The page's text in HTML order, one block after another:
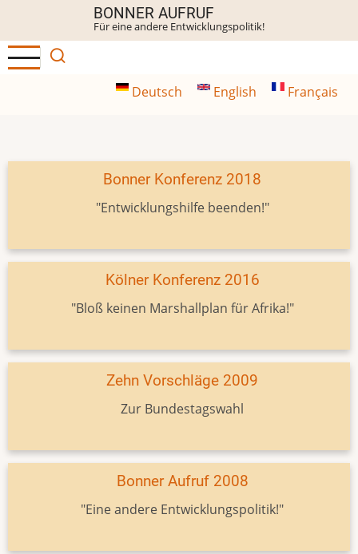
Inhalt
BONNER AUFRUF
Für eine andere Entwicklungspolitik!
Deutsch English Français
Bonner Konferenz 2018
"Entwicklungshilfe beenden!"
Kölner Konferenz 2016
"Bloß keinen Marshallplan für Afrika!"
Zehn Vorschläge 2009
Zur Bundestagswahl
Bonner Aufruf 2008
"Eine andere Entwicklungspolitik!"